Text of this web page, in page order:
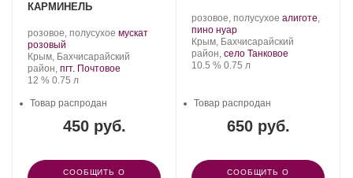
КАРМИНЕЛЬ
Производитель:
Группа
компаний
«АВК».
розовое, полусухое .
винограда:
мускат
розовый
Регион:
Крым, Бахчисарайский
район, пгт. Почтовое
Крепость
12 %. Объем
0.75 л
450 руб.
Товар распродан
СООБЩИТЬ О
Производитель:
АГОРА.
розовое, полусухое .
винограда:
алиготе,
пино нуар.
Регион:
Крым, Бахчисарайский
район, село Танковое
Крепость
10.5 %. Объем
0.75 л
650 руб.
Товар распродан
СООБЩИТЬ О